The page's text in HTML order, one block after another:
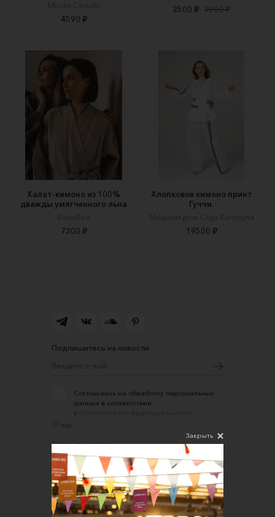
Muslin Clouds
4590 ₽
2500 ₽ 2900 ₽
Халат-кимоно из 100%
дважды умягченного льна
BarinBed
7200 ₽
Хлопковое кимоно принт
Гуччи.
Модный дом Olga Kunitsyna
19500 ₽
Подпишитесь на новости
Соглашаюсь на обработку персональных
данных в соответствии
с
О нас
Открыть магазин
Участие в офлайн-маркете
FAQ
Требования к фотографиям
Закрыть